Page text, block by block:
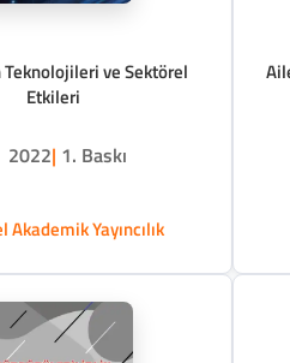
ve Sektörel
Etkileri
2022| 1. Baskı
Akademik Yayıncılık